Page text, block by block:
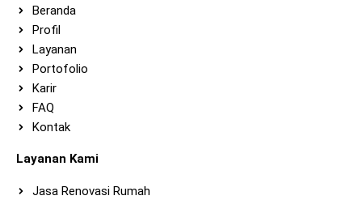
Beranda
Profil
Layanan
Portofolio
Karir
FAQ
Kontak
Layanan Kami
Jasa Renovasi Rumah